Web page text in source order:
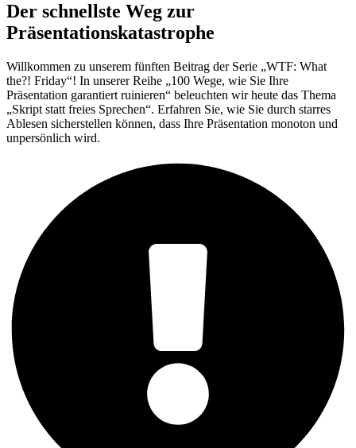
Der schnellste Weg zur
Präsentationskatastrophe
Willkommen zu unserem fünften Beitrag der Serie „WTF: What
the?! Friday“! In unserer Reihe „100 Wege, wie Sie Ihre
Präsentation garantiert ruinieren“ beleuchten wir heute das Thema
„Skript statt freies Sprechen“. Erfahren Sie, wie Sie durch starres
Ablesen sicherstellen können, dass Ihre Präsentation monoton und
unpersönlich wird.